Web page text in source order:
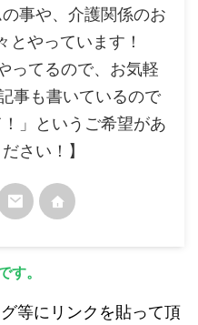
事や、介護関係のお
とやっています！
てるので、お気軽
事も書いているので
」というご希望があ
さい！】
す。
等にリンクを貼って頂